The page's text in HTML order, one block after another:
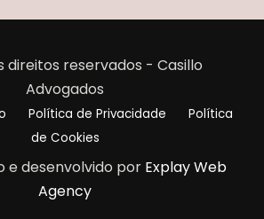
direitos reservados - Casillo
Advogados
Política de Privacidade
Política
de Cookies
e desenvolvido por Explay Web
Agency